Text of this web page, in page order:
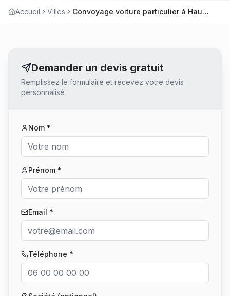
Accueil Villes Convoyage voiture particulier à Haute-Goulaine
Demander un devis gratuit
Remplissez le formulaire et recevez votre devis
personnalisé
Nom *
Prénom *
Email *
Téléphone *